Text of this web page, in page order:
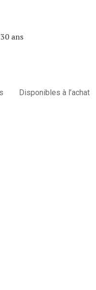
ans
Disponibles à l’achat